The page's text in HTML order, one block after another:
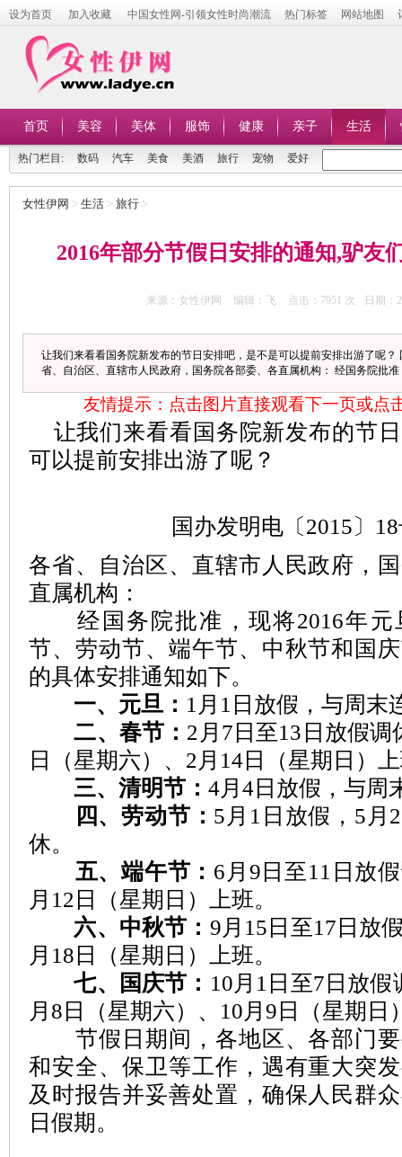
设为首页 加入收藏 中国女性网-引领女性时尚潮流 热门标签 网站地图
首页 美容 美体 服饰 健康 亲子 生活
热门栏目: 数码 汽车 美食 美酒 旅行 宠物 爱好
女性伊网 > 生活 > 旅行 >
2016年部分节假日安排的通知,驴友
来源：女性伊网 编辑：飞 点击： 7951 次 日期：
让我们来看看国务院新发布的节日安排吧，是不是可以提前安排出游了呢？
省、自治区、直辖市人民政府，国务院各部委、各直属机构： 经国务院批准
友情提示：点击图片直接观看下一页或点
让我们来看看国务院新发布的节
可以提前安排出游了呢？
国办发明电〔2015〕
各省、自治区、直辖市人民政府，
直属机构：
经国务院批准，现将2016年元
节、劳动节、端午节、中秋节和国
的具体安排通知如下。
一、元旦： 1月1日放假，与周末
二、春节： 2月7日至13日放假调
日（星期六）、2月14日（星期日）
三、清明节： 4月4日放假，与周
四、劳动节： 5月1日放假，5月
休。
五、端午节： 6月9日至11日放
月12日（星期日）上班。
六、中秋节： 9月15日至17日放
月18日（星期日）上班。
七、国庆节： 10月1日至7日放假
月8日（星期六）、10月9日（星期日
节假日期间，各地区、各部门要
和安全、保卫等工作，遇有重大突
及时报告并妥善处置，确保人民群
日假期。